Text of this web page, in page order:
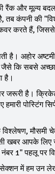
रैंक और मूल्य
कंपनी की
करते हैं, जिससे
है । अहोर
जैसे कि सबसे
है।
जरूरी है।
पोस्टिंग
मौसमी
खबर आपके
1" पहलू पर
में हम उन